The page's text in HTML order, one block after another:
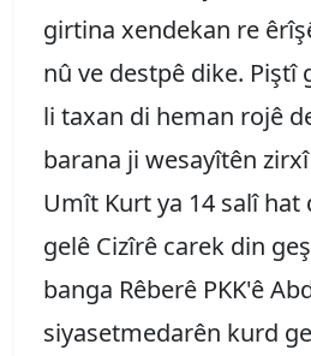
girtina xendekan re
nû ve destpê dike. Piştî
li taxan di heman rojê
barana ji wesayîtên
Umît Kurt ya 14 salî
gelê Cizîrê carek din
banga Rêberê PKK'ê
siyasetmedarên kurd